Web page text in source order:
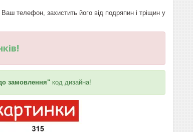
телефон, захистить його від подряпин і тріщин у
замовлення"код дизайна!